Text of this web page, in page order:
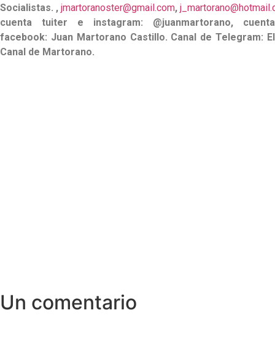
Socialistas. , jmartoranoster@gmail.com,
cuenta tuiter e instagram: @juanmartorano, cuenta
facebook: Juan Martorano Castillo. Canal de Telegram: El
Canal de Martorano.
Un comentario